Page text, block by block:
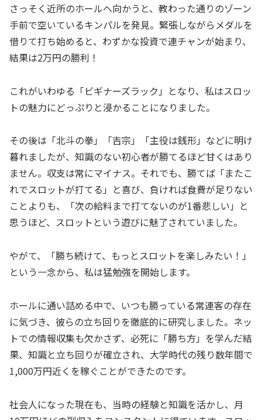
​さっそく近所のホールへ向かうと、教わった通りのゾーン
手前で空いているキンパルを発見。緊張しながらメダルを
借りて打ち始めると、わずかな投資で連チャンが始まり、
結果は2万円の勝利！
これがいわゆる「ビギナーズラック」となり、私はスロッ
トの魅力にどっぷりと浸かることになりました。
​その後は「北斗の拳」「吉宗」「主役は銭形」などに明け
暮れましたが、知識のない初心者が勝てるほど甘くはあり
ません。収支は常にマイナス。それでも、勝てば「またこ
れでスロットが打てる」と喜び、負ければ食費が足りない
ことよりも、「次の給料まで打てないのが1番悲しい」と
思うほど、スロットという遊びに魅了されていました。
​やがて、「勝ち続けて、もっとスロットを楽しみたい！」
という一念から、私は猛勉強を開始します。
​ホールに通い詰める中で、いつも勝っている常連客の存在
に気づき、彼らの立ち回りを徹底的に研究しました。ネッ
トでの情報収集も欠かさず、必死に「勝ち方」を学んだ結
果、知識と立ち回りが確立され、大学時代の残り数年間で
1,000万円近くを稼ぐことができたのです。
​社会人になった現在も、当時の経験と知識を活かし、月